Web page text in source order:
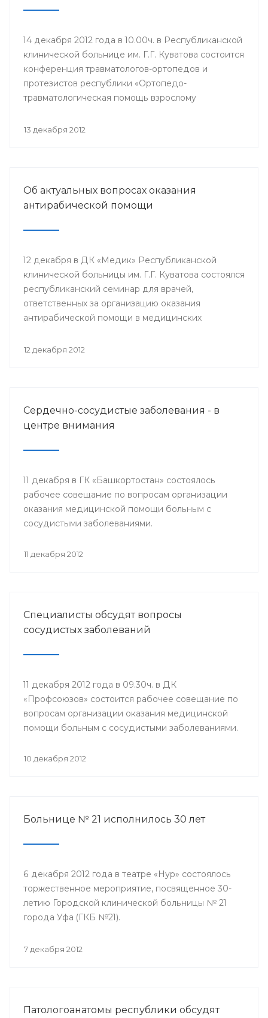
14 декабря 2012 года в 10.00ч. в Республиканской
клинической больнице им. Г.Г. Куватова состоится
конференция травматологов-ортопедов и
протезистов республики «Ортопедо-
травматологическая помощь взрослому
Мероприятие организовано Минздравом РБ в
13 декабря 2012
Об актуальных вопросах оказания
антирабической помощи
12 декабря в ДК «Медик» Республиканской
клинической больницы им. Г.Г. Куватова состоялся
республиканский семинар для врачей,
ответственных за организацию оказания
антирабической помощи в медицинских
организовано Минздравом РБ с целью
12 декабря 2012
Сердечно-сосудистые заболевания - в
центре внимания
11 декабря в ГК «Башкортостан» состоялось
рабочее совещание по вопросам организации
оказания медицинской помощи больным с
сосудистыми заболеваниями.
11 декабря 2012
Специалисты обсудят вопросы
сосудистых заболеваний
11 декабря 2012 года в 09.30ч. в ДК
«Профсоюзов» состоится рабочее совещание по
вопросам организации оказания медицинской
помощи больным с сосудистыми заболеваниями.
10 декабря 2012
Больнице № 21 исполнилось 30 лет
6 декабря 2012 года в театре «Нур» состоялось
торжественное мероприятие, посвященное 30-
летию Городской клинической больницы № 21
города Уфа (ГКБ №21).
7 декабря 2012
Патологоанатомы республики обсудят